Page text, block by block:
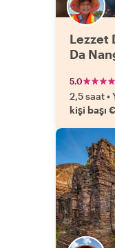
Lezzet
Da
5.0
2,5 saat•
kişi başı